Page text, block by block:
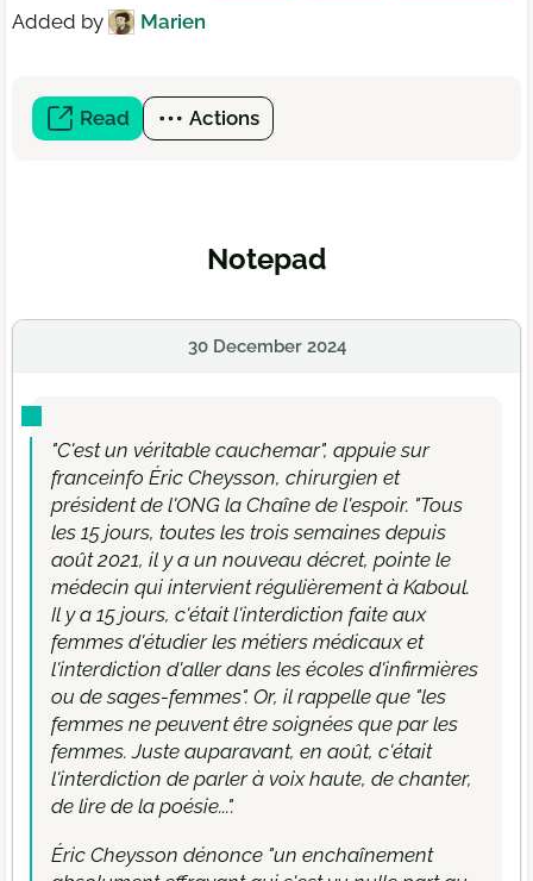
Added by Marien
Read (open
a
Actions
Notepad
30 December 2024
"C'est un véritable cauchemar", appuie sur
franceinfo Éric Cheysson, chirurgien et
président de l'ONG la Chaîne de l'espoir. "Tous
les 15 jours, toutes les trois semaines depuis
août 2021, il y a un nouveau décret, pointe le
médecin qui intervient régulièrement à Kaboul.
Il y a 15 jours, c'était l'interdiction faite aux
femmes d'étudier les métiers médicaux et
l'interdiction d'aller dans les écoles d'infirmières
ou de sages-femmes". Or, il rappelle que "les
femmes ne peuvent être soignées que par les
femmes. Juste auparavant, en août, c'était
l'interdiction de parler à voix haute, de chanter,
de lire de la poésie...".
Éric Cheysson dénonce "un enchaînement